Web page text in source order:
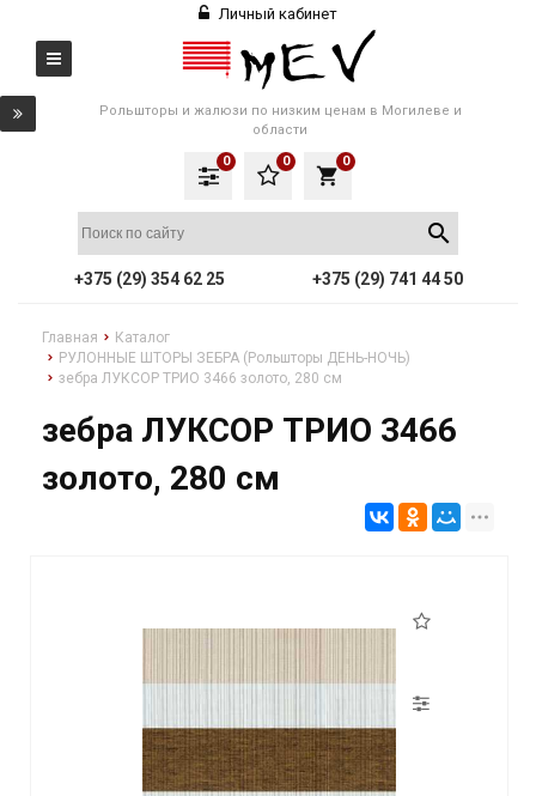
Личный кабинет
Рольшторы и жалюзи по низким ценам в Могилеве и
области
local_grocery_store
0
0
0
+375 (29) 354 62 25 +375 (29) 741 44 50
Главная
Каталог
РУЛОННЫЕ ШТОРЫ ЗЕБРА (Рольшторы ДЕНЬ-НОЧЬ)
зебра ЛУКСОР ТРИО 3466 золото, 280 см
зебра ЛУКСОР ТРИО 3466
золото, 280 см